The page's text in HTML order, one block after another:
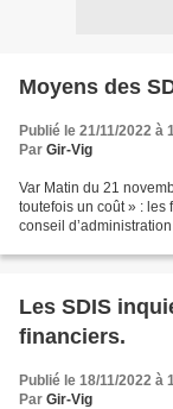
Moyens des
Publié le 21/11/2022 à
Par Gir-Vig
Var Matin du 21
toutefois un coût » :
conseil
des-discussions-au-
Les SDIS
financiers.
Publié le 18/11/2022 à
Par Gir-Vig